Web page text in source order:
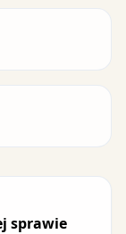
sprawie